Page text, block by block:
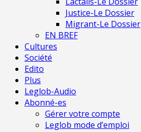
Justice-Le Dossier
Migrant-Le Dossier
EN BREF
Cultures
Société
Edito
Plus
Leglob-Audio
Abonné-es
Gérer votre compte
Leglob mode d’emploi